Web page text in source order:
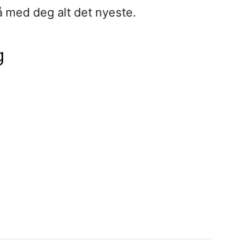
med deg alt det nyeste.